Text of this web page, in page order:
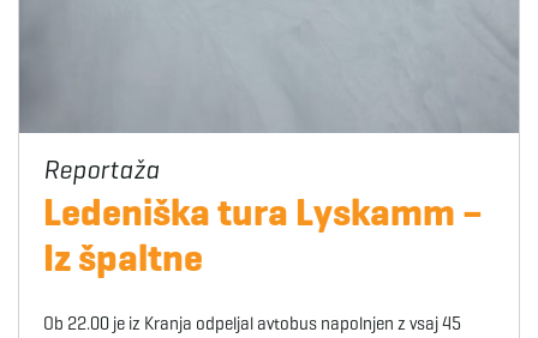
Ledeniška tura Lyskamm –
Iz špaltne
Ob 22.00 je iz Kranja odpeljal avtobus napolnjen z vsaj 45